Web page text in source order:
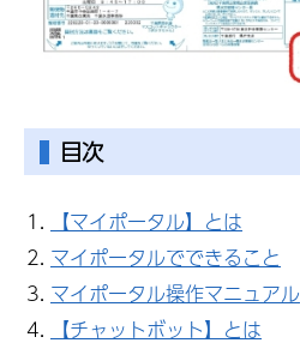
目次
【マイポータル】とは
マイポータルでできること
マイポータル操作マニュアル
【チャットボット】とは